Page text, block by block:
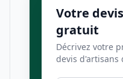
Votre
gratuit
Décrivez votre
devis d'artisans